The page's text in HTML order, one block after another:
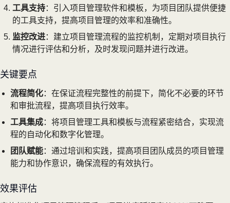
工具支持：引入项目管理软件和模板，为项目团队提供便捷
的工具支持，提高项目管理的效率和准确性。
监控改进：建立项目管理流程的监控机制，定期对项目执行
情况进行评估和分析，及时发现问题并进行改进。
关键要点
流程简化：在保证流程完整性的前提下，简化不必要的环节
和审批流程，提高项目执行效率。
工具集成：将项目管理工具和模板与流程紧密结合，实现流
程的自动化和数字化管理。
团队赋能：通过培训和实践，提高项目团队成员的项目管理
能力和协作意识，确保流程的有效执行。
效果评估